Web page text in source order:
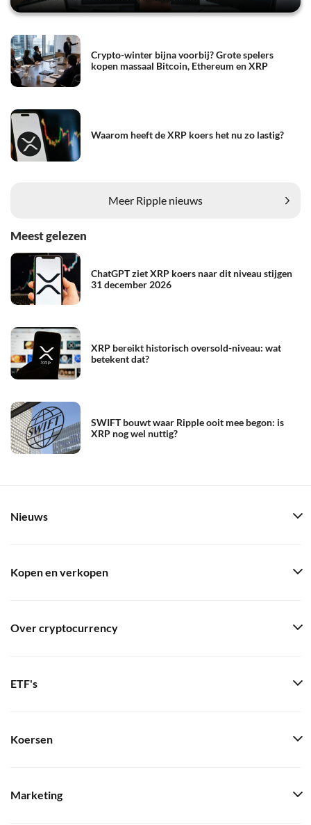
Crypto-winter bijna voorbij? Grote spelers
kopen massaal Bitcoin, Ethereum en XRP
Waarom heeft de XRP koers het nu zo lastig?
Meer Ripple nieuws
Meest gelezen
ChatGPT ziet XRP koers naar dit niveau stijgen
31 december 2026
XRP bereikt historisch oversold-niveau: wat
betekent dat?
SWIFT bouwt waar Ripple ooit mee begon: is
XRP nog wel nuttig?
Nieuws
Kopen en verkopen
Over cryptocurrency
ETF's
Koersen
Marketing